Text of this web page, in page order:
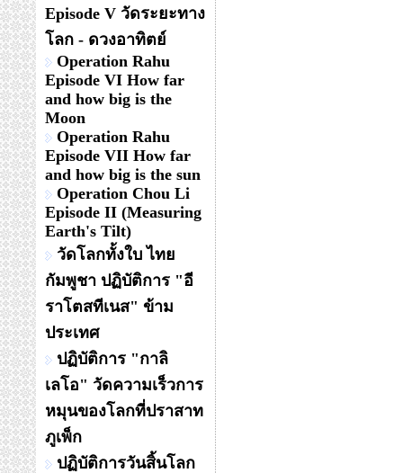
Episode V วัดระยะทาง
โลก - ดวงอาทิตย์
Operation Rahu
Episode VI How far
and how big is the
Moon
Operation Rahu
Episode VII How far
and how big is the sun
Operation Chou Li
Episode II (Measuring
Earth's Tilt)
วัดโลกทั้งใบ ไทย
กัมพูชา ปฏิบัติการ "อี
ราโตสทีเนส" ข้าม
ประเทศ
ปฏิบัติการ "กาลิ
เลโอ" วัดความเร็วการ
หมุนของโลกที่ปราสาท
ภูเพ็ก
ปฏิบัติการวันสิ้นโลก